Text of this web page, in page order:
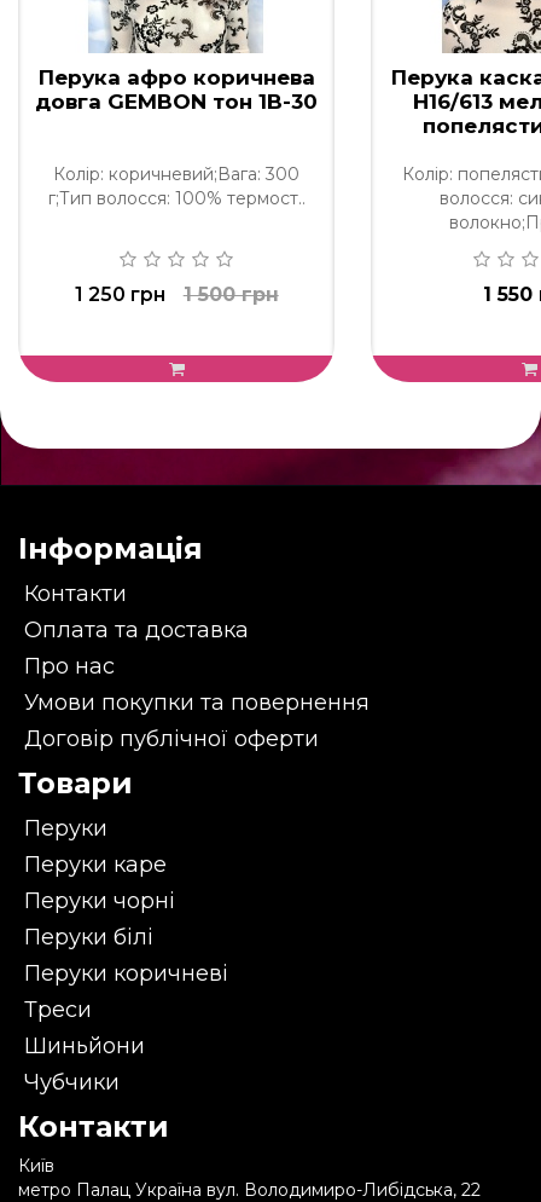
Перука афро коричнева
довга GEMBON тон 1B-30
Колір: коричневий;Вага: 300
г;Тип волосся: 100% термост..
1 250 грн 1 500 грн
Перука
H16/613
Колір:
волосся:
1 550
Інформація
Контакти
Оплата та доставка
Про нас
Умови покупки та повернення
Договір публічної оферти
Товари
Перуки
Перуки каре
Перуки чорні
Перуки білі
Перуки коричневі
Треси
Шиньйони
Чубчики
Контакти
Київ
метро Палац Україна вул. Володимиро-Либідська, 22